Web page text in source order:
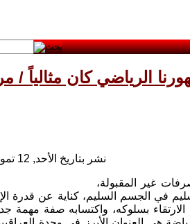
الرياضي كان مثالياً /
نشر بتاريخ الأحد, 12 تموز/يوليو 2015 18:59
غير المقبولة،
في الجسم السليم، كناية عن قدرة
بسلوكه، واكتسابه صفة مهمة